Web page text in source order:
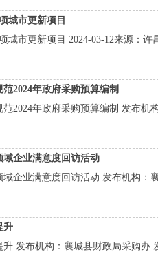
城市更新项目
城市更新项目 2024-03-12来源：
2024年政府采购预算编制
2024年政府采购预算编制 发布
企业满意度回访活动
企业满意度回访活动 发布机构：
升
发布机构：襄城县财政局采购办